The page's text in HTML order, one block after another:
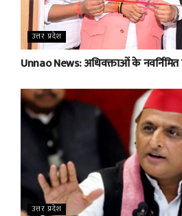
उत्तर प्रदेश
Unnao News: अधिवक्ताओं के
उत्तर प्रदेश